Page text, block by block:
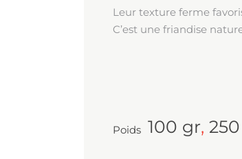
Leur texture ferme
C’est une friandise
Poids 100 gr,